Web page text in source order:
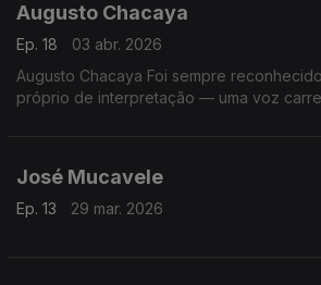
Augusto Chacaya
Ep. 18
03 abr. 2026
Augusto Chacaya Foi sempre
próprio de interpretação — uma voz
José Mucavele
Ep. 13 29 mar. 2026